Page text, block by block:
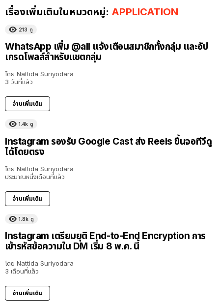
เรื่องเพิ่มเติมในหมวดหมู่: APPLICATION
213 ดู
WhatsApp เพิ่ม @all แจ้งเตือนสมาชิกทั้งกลุ่ม และอัป
เกรดโพลล์สำหรับแชตกลุ่ม
โดย Nattida Suriyodara
3 วันที่แล้ว
อ่านเพิ่มเติม
1.4k ดู
Instagram รองรับ Google Cast ส่ง Reels ขึ้นจอทีวีดู
ได้โดยตรง
โดย Nattida Suriyodara
ประมาณหนึ่งเดือนที่แล้ว
อ่านเพิ่มเติม
1.8k ดู
Instagram เตรียมยุติ End-to-End Encryption การ
เข้ารหัสข้อความใน DM เริ่ม 8 พ.ค. นี้
โดย Nattida Suriyodara
3 เดือนที่แล้ว
อ่านเพิ่มเติม